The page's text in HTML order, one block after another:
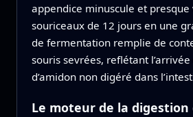
appendice minuscule et presque
souriceaux de 12 jours en une
de fermentation remplie de
souris sevrées, reflétant
d’amidon non digéré dans
Le moteur de la digestion